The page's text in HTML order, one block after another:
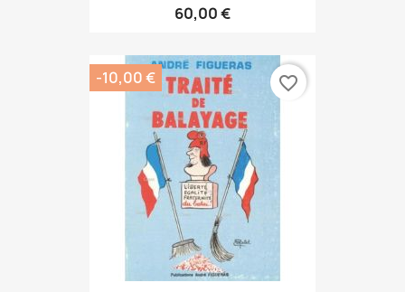
60,00 €
-10,00 € favorite_border